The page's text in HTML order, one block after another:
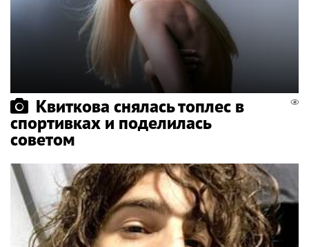
Квиткова снялась топлес в
спортивках и поделилась
советом